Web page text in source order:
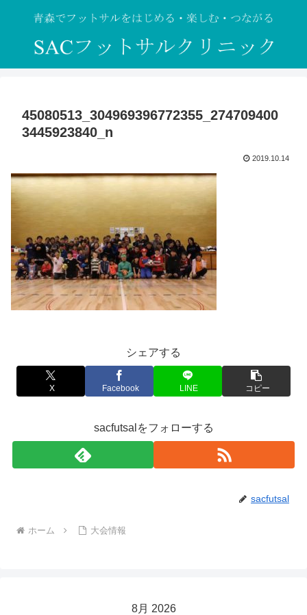
45080513_304969396772355_274709400
3445923840_n
2019.10.14
シェアする
X Facebook LINE コピー
sacfutsalをフォローする
sacfutsal
ホーム 大会情報
8月 2026